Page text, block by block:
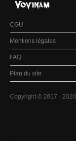
CGU
Mentions légales
FAQ
Plan du site
Copyright © 2017 - 2020